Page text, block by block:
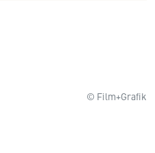
© Film+Grafik